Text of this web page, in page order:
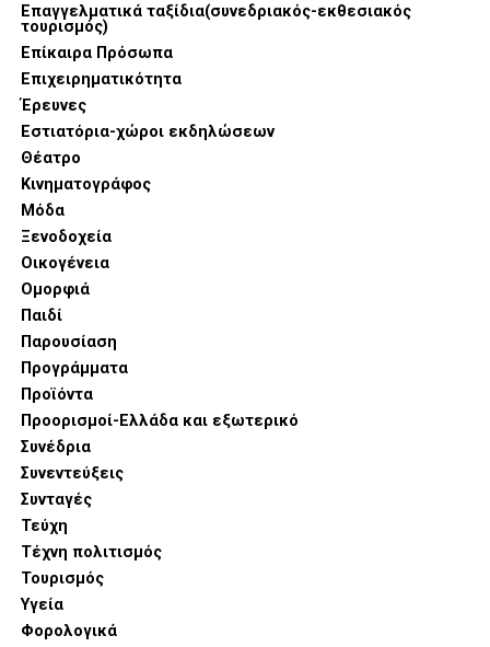
Επαγγελματικά ταξίδια(συνεδριακός-εκθεσιακός
τουρισμός)
Επίκαιρα Πρόσωπα
Επιχειρηματικότητα
Έρευνες
Εστιατόρια-χώροι εκδηλώσεων
Θέατρο
Κινηματογράφος
Μόδα
Ξενοδοχεία
Οικογένεια
Ομορφιά
Παιδί
Παρουσίαση
Προγράμματα
Προϊόντα
Προορισμοί-Ελλάδα και εξωτερικό
Συνέδρια
Συνεντεύξεις
Συνταγές
Τεύχη
Τέχνη πολιτισμός
Τουρισμός
Υγεία
Φορολογικά